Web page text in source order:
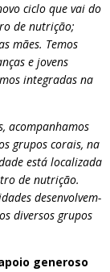
ciclo que vai do
de nutrição;
mães. Temos
e jovens
integradas na
acompanhamos
grupos corais, na
está localizada
de nutrição.
desenvolvem-
diversos grupos
generoso